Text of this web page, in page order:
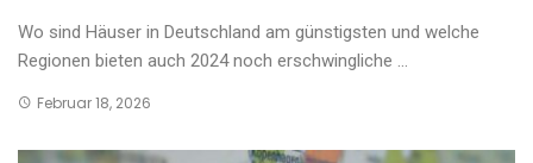
Wo sind Häuser in Deutschland am günstigsten und welche
Regionen bieten auch 2024 noch erschwingliche ...
Februar 18, 2026